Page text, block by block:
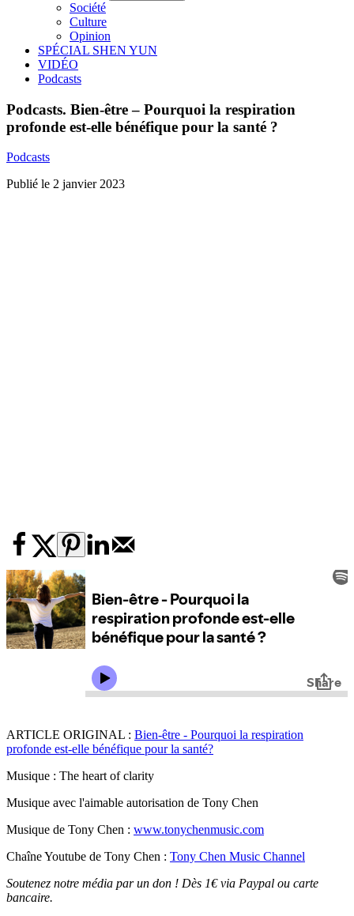
Société
Culture
Opinion
SPÉCIAL SHEN YUN
VIDÉO
Podcasts
Podcasts. Bien-être – Pourquoi la respiration
profonde est-elle bénéfique pour la santé ?
Podcasts
Publié le 2 janvier 2023
ARTICLE ORIGINAL : Bien-être - Pourquoi la respiration
profonde est-elle bénéfique pour la santé?
Musique : The heart of clarity
Musique avec l'aimable autorisation de Tony Chen
Musique de Tony Chen : www.tonychenmusic.com
Chaîne Youtube de Tony Chen : Tony Chen Music Channel
Soutenez notre média par un don ! Dès 1€ via Paypal ou carte
bancaire.